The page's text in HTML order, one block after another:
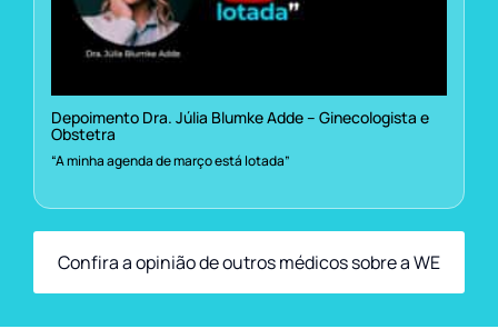
Depoimento Dra. Júlia Blumke Adde – Ginecologista e
Obstetra
“A minha agenda de março está lotada”
Confira a opinião de outros médicos sobre a WE